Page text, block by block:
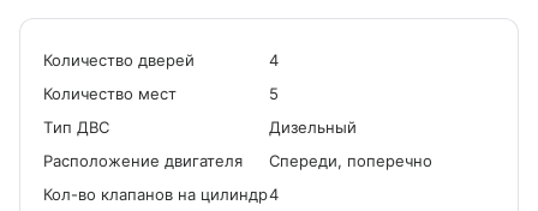
Количество дверей
4
Количество мест
5
Tип ДВС
Дизельный
Расположение двигателя
Спереди, поперечно
Кол-во клапанов на цилиндр4